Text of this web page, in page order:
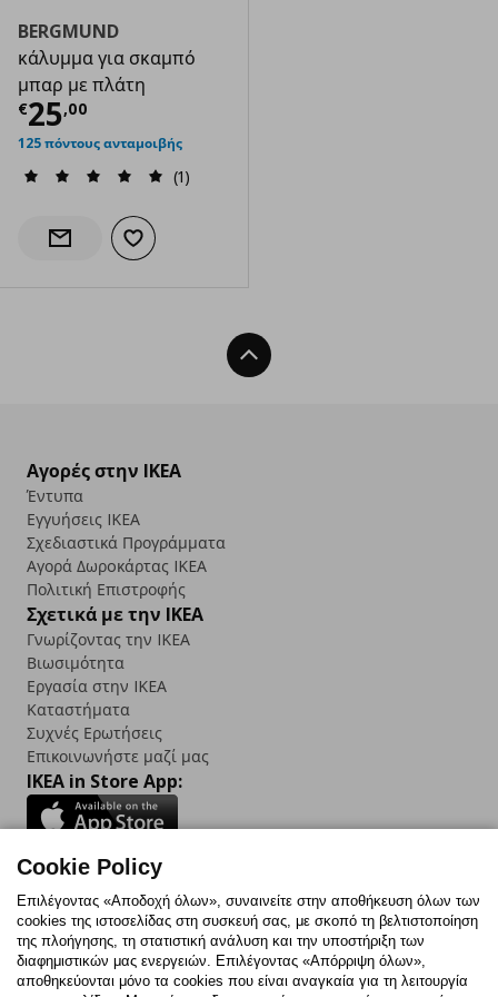
BERGMUND
κάλυμμα για σκαμπό
μπαρ με πλάτη
€25,00
Τρέχουσα τιμή
125 πόντους ανταμοιβής
(1)
Ενημέρωση διαθεσιμότητας
Προσθήκη στα αγαπημένα
Back To Top
Αγορές στην IKEA
Έντυπα
Εγγυήσεις IKEA
Σχεδιαστικά Προγράμματα
Αγορά Δωρoκάρτας IKEA
Πολιτική Επιστροφής
Σχετικά με την IKEA
Γνωρίζοντας την IKEA
Βιωσιμότητα
Εργασία στην IKEA
Καταστήματα
Συχνές Ερωτήσεις
Επικοινωνήστε μαζί μας
IKEA in Store App:
Follow us:
FacebookInstagram
TikTokYoutubePinterestTwitter
Cookie Policy
Επιλέγοντας «Αποδοχή όλων», συναινείτε στην αποθήκευση όλων των
cookies της ιστοσελίδας στη συσκευή σας, με σκοπό τη βελτιστοποίηση
της πλοήγησης, τη στατιστική ανάλυση και την υποστήριξη των
διαφημιστικών μας ενεργειών. Επιλέγοντας «Απόρριψη όλων»,
αποθηκεύονται μόνο τα cookies που είναι αναγκαία για τη λειτουργία